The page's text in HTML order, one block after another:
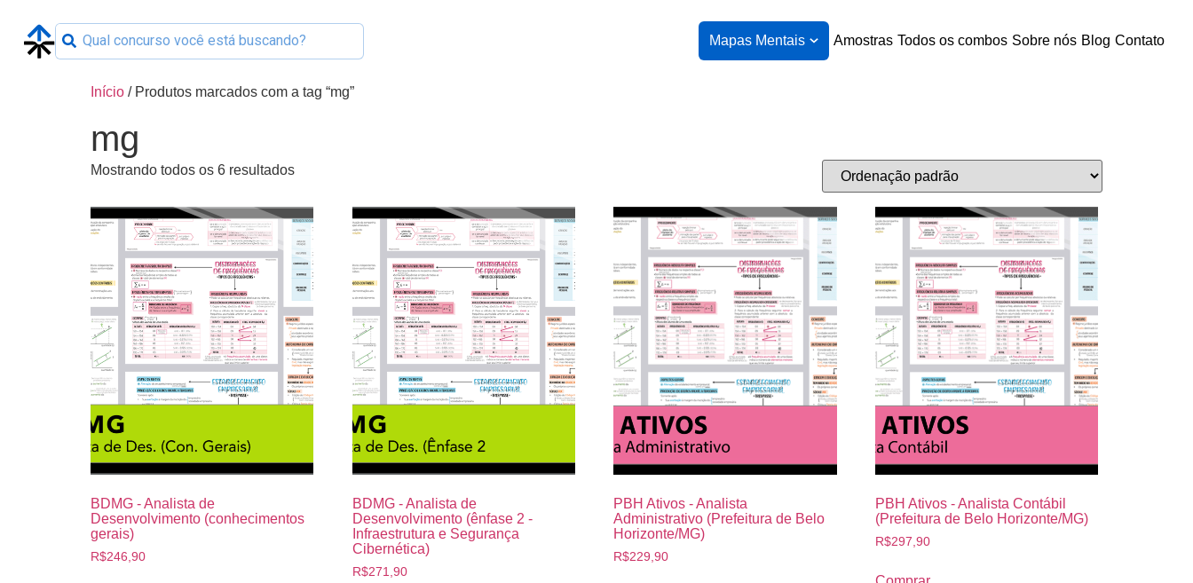
Mapas Mentais Amostras Todos os combos Sobre nós Blog Contato
Início / Produtos marcados com a tag “mg”
mg
Mostrando todos os 6 resultados
BDMG - Analista de
Desenvolvimento (conhecimentos
gerais)
R$246,90
BDMG - Analista de
Desenvolvimento (ênfase 2 -
Infraestrutura e Segurança
Cibernética)
R$271,90
PBH Ativos - Analista
Administrativo (Prefeitura de Belo
Horizonte/MG)
R$229,90
PBH Ativos - Analista Contábil
(Prefeitura de Belo Horizonte/MG)
R$297,90